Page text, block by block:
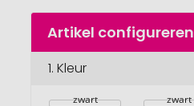
Naar
begin
afbeeldingengalerij
Artikel configureren
1. Kleur
zwart zwart